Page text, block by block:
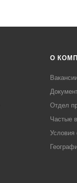
О
Отдел
Частые
Условия